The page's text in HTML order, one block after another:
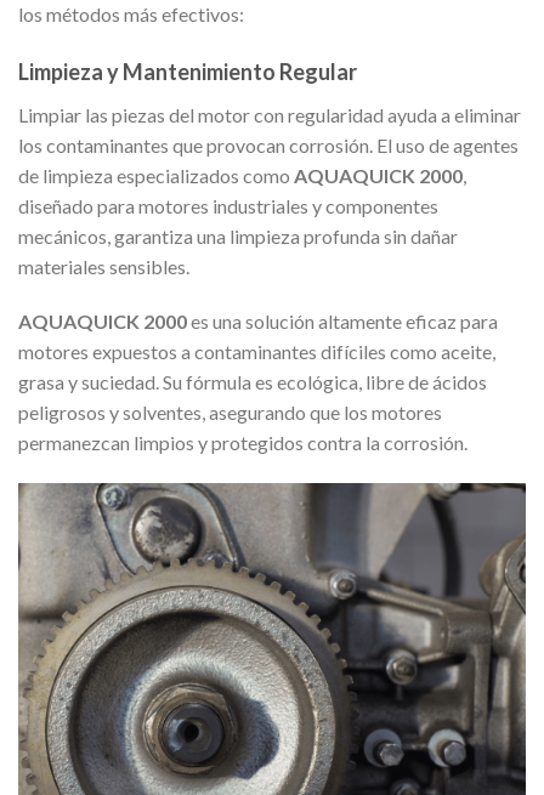
los métodos más efectivos:
Limpieza y Mantenimiento Regular
Limpiar las piezas del motor con regularidad ayuda a eliminar
los contaminantes que provocan corrosión. El uso de agentes
de limpieza especializados como AQUAQUICK 2000
diseñado para motores industriales y componentes
mecánicos, garantiza una limpieza profunda sin dañar
materiales sensibles.
AQUAQUICK 2000es una solución altamente eficaz para
motores expuestos a contaminantes difíciles como aceite,
grasa y suciedad. Su fórmula es ecológica, libre de ácidos
peligrosos y solventes, asegurando que los motores
permanezcan limpios y protegidos contra la corrosión.